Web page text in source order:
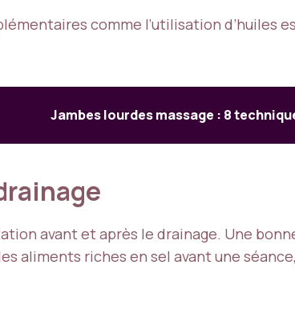
comme l’utilisation d’huiles
Jambes lourdes massage : 8
avant et après le drainage. Une
aliments riches en sel avant une